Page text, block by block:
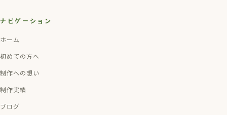
ナビゲーション
ホーム
初めての方へ
制作への想い
制作実績
ブログ